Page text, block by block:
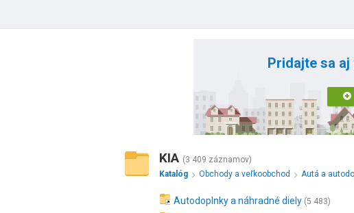
Pridajte sa
KIA (3 409 záznamov)
Katalóg
Obchody a veľkoobchod Autá a
Autodoplnky a náhradné diely (5 483)